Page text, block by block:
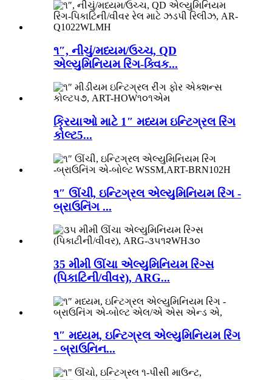
૧″, નીચું/મધ્યમ/ઉચ્ચ, QD
એલ્યુમિનિયમ રિંગ-ક્વિક...
ક્રિયાઓ માટે 1″ મધ્યમ ઇન્ટિગ્રલ રિંગ
કોલ્ટ5...
૧″ ઊંચી, ઇન્ટિગ્રલ એલ્યુમિનિયમ રિંગ -
બ્રાઉનિંગ ...
35 મીમી ઊંચા એલ્યુમિનિયમ રિંગ્સ
(પિકાટિની/વીવર), ARG...
૧″ મધ્યમ, ઇન્ટિગ્રલ એલ્યુમિનિયમ રિંગ
- બ્રાઉનિન...